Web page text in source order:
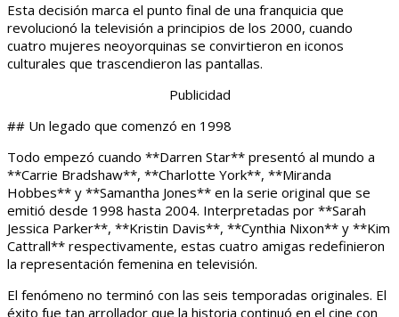
Esta decisión marca el punto final de una franquicia que
revolucionó la televisión a principios de los 2000, cuando
cuatro mujeres neoyorquinas se convirtieron en iconos
culturales que trascendieron las pantallas.
Publicidad
## Un legado que comenzó en 1998
Todo empezó cuando **Darren Star** presentó al mundo a
**Carrie Bradshaw**, **Charlotte York**, **Miranda
Hobbes** y **Samantha Jones** en la serie original que se
emitió desde 1998 hasta 2004. Interpretadas por **Sarah
Jessica Parker**, **Kristin Davis**, **Cynthia Nixon** y **Kim
Cattrall** respectivamente, estas cuatro amigas redefinieron
la representación femenina en televisión.
El fenómeno no terminó con las seis temporadas originales. El
éxito fue tan arrollador que la historia continuó en el cine con